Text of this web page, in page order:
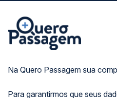
Na Quero Passagem sua
Para garantirmos que seus